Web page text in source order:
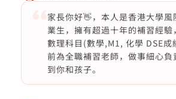
家長你好👋，本人是香港大學風
業生，擁有超過十年的補習經驗
數理科目(數學,M1, 化學 DSE成
前為全職補習老師，做事細心負
到你和孩子。